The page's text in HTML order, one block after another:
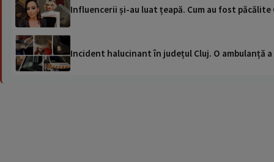
Influencerii și-au luat țeapă. Cum au fost păcălite
Incident halucinant în județul Cluj. O ambulanță